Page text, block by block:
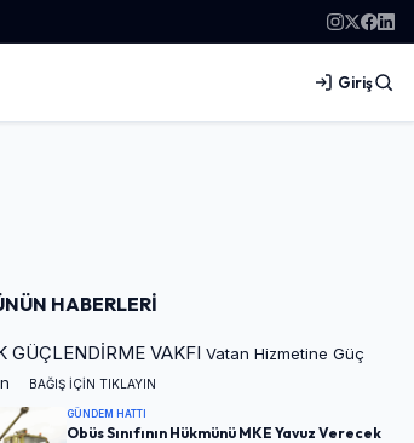
Giriş
HABERLERİ
GÜÇLENDİRME VAKFI Vatan Hizmetine Güç
BAĞIŞ İÇİN TIKLAYIN
GÜNDEM HATTI
Obüs Sınıfının Hükmünü MKE Yavuz Verecek